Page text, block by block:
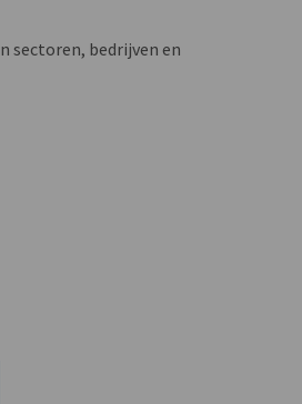
sectoren, bedrijven en